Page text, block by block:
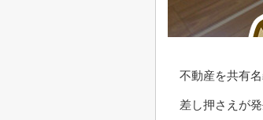
不動産を共有
差し押さえが